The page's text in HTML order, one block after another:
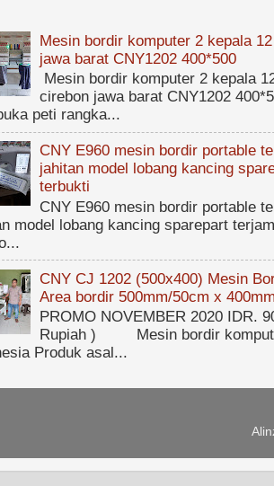
Mesin bordir komputer 2 kepala
jawa barat CNY1202 400*500
Mesin bordir komputer 2 kepala
cirebon jawa barat CNY1202
peti rangka...
CNY E960 mesin bordir portable
jahitan model lobang kancing
terbukti
CNY E960 mesin bordir portable
model lobang kancing sparepart
CNY CJ 1202 (500x400) Mesin
Area bordir 500mm/50cm x
PROMO NOVEMBER 2020 IDR.
Rupiah ) Mesin bordir
Produk asal...